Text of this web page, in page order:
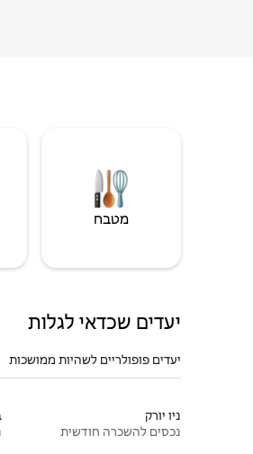
מטבח
יעדים שכדאי לגלות
יעדים פופולריים לשהיות ממושכות
ניו יורק
נכסים להשכרה חודשית